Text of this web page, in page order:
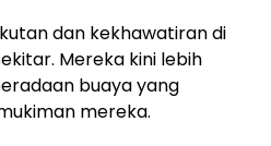
dan kekhawatiran di
Mereka kini lebih
buaya yang
mereka.